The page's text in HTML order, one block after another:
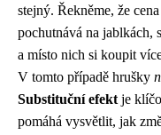
stejný. Řekněme, že
pochutnává na jablkách,
a místo nich si koupit
V tomto případě hrušky
Substituční efekt je
pomáhá vysvětlit, jak